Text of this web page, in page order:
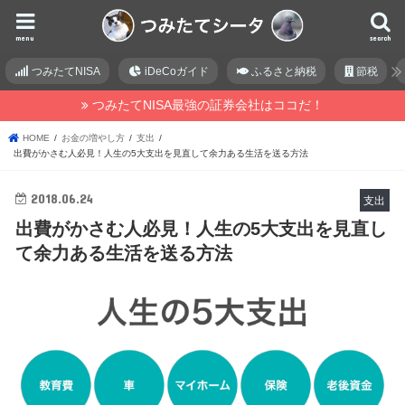
search
menu
つみたてNISA iDeCoガイド ふるさと納税 節税
つみたてNISA最強の証券会社はココだ！
HOME お金の増やし方
支出
出費がかさむ人必見！人生の5大支出を見直して余力ある生活を送る方法
支出
2018.06.24
出費がかさむ人必見！人生の5大支出を見直し
て余力ある生活を送る方法